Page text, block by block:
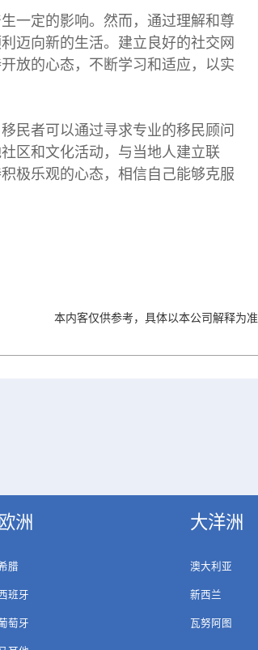
一定的影响。然而，通过理解和尊
迈向新的生活。建立良好的社交网
放的心态，不断学习和适应，以实
民者可以通过寻求专业的移民顾问
区和文化活动，与当地人建立联
极乐观的心态，相信自己能够克服
本内客仅供参考，具体以本公司解释为准
欧洲
腊
班牙
萄牙
大洋洲
澳大利亚
新西兰
瓦努阿图